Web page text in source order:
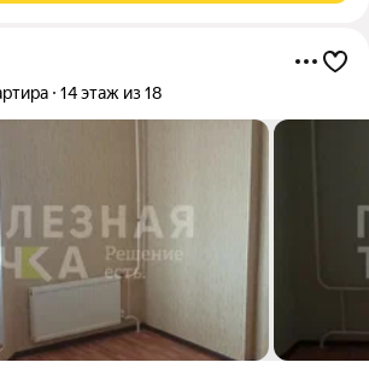
14 этаж из 18